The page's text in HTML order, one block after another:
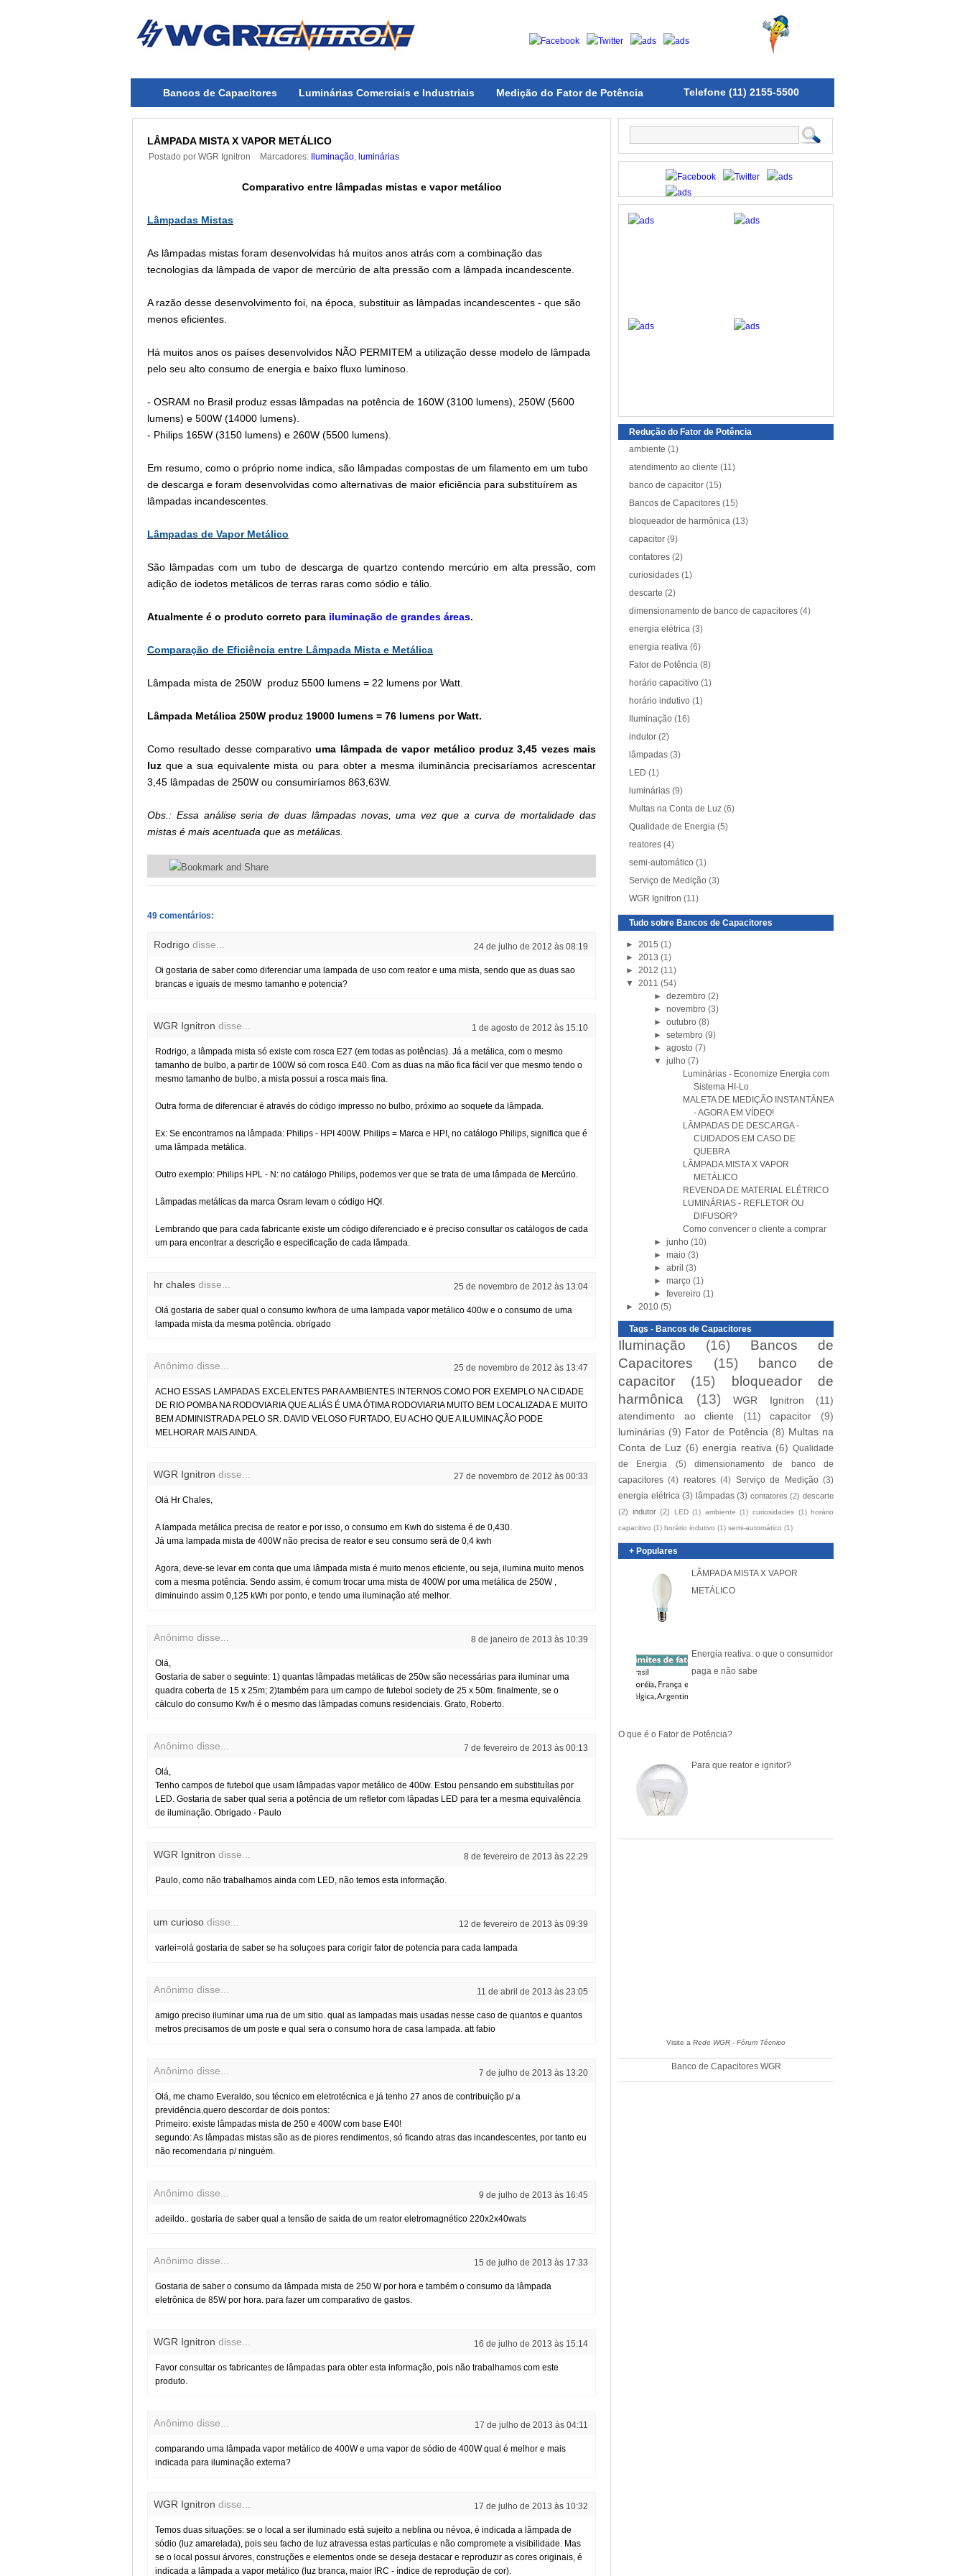
Bancos de Capacitores Luminárias Comerciais e Industriais Medição do Fator de Potência Telefone (11) 2155-5500
LÂMPADA MISTA X VAPOR METÁLICO
Postado por WGR Ignitron Marcadores: Iluminação, luminárias
Comparativo entre lâmpadas mistas e vapor metálico
Lâmpadas Mistas
As lâmpadas mistas foram desenvolvidas há muitos anos atrás com a combinação das
tecnologias da lâmpada de vapor de mercúrio de alta pressão com a lâmpada incandescente.
A razão desse desenvolvimento foi, na época, substituir as lâmpadas incandescentes - que são
menos eficientes.
Há muitos anos os países desenvolvidos NÃO PERMITEM a utilização desse modelo de lâmpada
pelo seu alto consumo de energia e baixo fluxo luminoso.
- OSRAM no Brasil produz essas lâmpadas na potência de 160W (3100 lumens), 250W (5600
lumens) e 500W (14000 lumens).
- Philips 165W (3150 lumens) e 260W (5500 lumens).
Em resumo, como o próprio nome indica, são lâmpadas compostas de um filamento em um tubo
de descarga e foram desenvolvidas como alternativas de maior eficiência para substituírem as
lâmpadas incandescentes.
Lâmpadas de Vapor Metálico
São lâmpadas com um tubo de descarga de quartzo contendo mercúrio em alta pressão, com
adição de iodetos metálicos de terras raras como sódio e tálio.
Atualmente é o produto correto para iluminação de grandes áreas.
Comparação de Eficiência entre Lâmpada Mista e Metálica
Lâmpada mista de 250W produz 5500 lumens = 22 lumens por Watt.
Lâmpada Metálica 250W produz 19000 lumens = 76 lumens por Watt.
Como resultado desse comparativouma lâmpada de vapor metálico produz3,45 vezes mais
luz que a sua equivalente mista ou para obter a mesma iluminância precisaríamos acrescentar
3,45 lâmpadas de 250W ou consumiríamos 863,63W.
Obs.: Essa análise seria de duas lâmpadas novas, uma vez que a curva de mortalidade das
mistas é mais acentuada que as metálicas.
49 comentários:
24 de julho de 2012 às 08:19
Rodrigo disse...
Oi gostaria de saber como diferenciar uma lampada de uso com reator e uma mista, sendo que as duas sao
brancas e iguais de mesmo tamanho e potencia?
1 de agosto de 2012 às 15:10
WGR Ignitron disse...
Rodrigo, a lâmpada mista só existe com rosca E27 (em todas as potências). Já a metálica, com o mesmo
tamanho de bulbo, a partir de 100W só com rosca E40. Com as duas na mão fica fácil ver que mesmo tendo o
mesmo tamanho de bulbo, a mista possui a rosca mais fina.
Outra forma de diferenciar é através do código impresso no bulbo, próximo ao soquete da lâmpada.
Ex: Se encontramos na lâmpada: Philips - HPI 400W. Philips = Marca e HPI, no catálogo Philips, significa que é
uma lâmpada metálica.
Outro exemplo: Philips HPL - N: no catálogo Philips, podemos ver que se trata de uma lâmpada de Mercúrio.
Lâmpadas metálicas da marca Osram levam o código HQI.
Lembrando que para cada fabricante existe um código diferenciado e é preciso consultar os catálogos de cada
um para encontrar a descrição e especificação de cada lâmpada.
25 de novembro de 2012 às 13:04
hr chales disse...
Olá gostaria de saber qual o consumo kw/hora de uma lampada vapor metálico 400w e o consumo de uma
lampada mista da mesma potência. obrigado
25 de novembro de 2012 às 13:47
Anônimo disse...
ACHO ESSAS LAMPADAS EXCELENTES PARA AMBIENTES INTERNOS COMO POR EXEMPLO NA CIDADE
DE RIO POMBA NA RODOVIARIA QUE ALIÁS É UMA ÓTIMA RODOVIARIA MUITO BEM LOCALIZADA E MUITO
BEM ADMINISTRADA PELO SR. DAVID VELOSO FURTADO, EU ACHO QUE A ILUMINAÇÃO PODE
MELHORAR MAIS AINDA.
27 de novembro de 2012 às 00:33
WGR Ignitron disse...
Olá Hr Chales,
A lampada metálica precisa de reator e por isso, o consumo em Kwh do sistema é de 0,430.
Já uma lampada mista de 400W não precisa de reator e seu consumo será de 0,4 kwh
Agora, deve-se levar em conta que uma lâmpada mista é muito menos eficiente, ou seja, ilumina muito menos
com a mesma potência. Sendo assim, é comum trocar uma mista de 400W por uma metálica de 250W ,
diminuindo assim 0,125 kWh por ponto, e tendo uma iluminação até melhor.
8 de janeiro de 2013 às 10:39
Anônimo disse...
Olá,
Gostaria de saber o seguinte: 1) quantas lâmpadas metálicas de 250w são necessárias para iluminar uma
quadra coberta de 15 x 25m; 2)também para um campo de futebol society de 25 x 50m. finalmente, se o
cálculo do consumo Kw/h é o mesmo das lâmpadas comuns residenciais. Grato, Roberto.
7 de fevereiro de 2013 às 00:13
Anônimo disse...
Olá,
Tenho campos de futebol que usam lâmpadas vapor metálico de 400w. Estou pensando em substituílas por
LED. Gostaria de saber qual seria a potência de um refletor com lâpadas LED para ter a mesma equivalência
de iluminação. Obrigado - Paulo
8 de fevereiro de 2013 às 22:29
WGR Ignitron disse...
Paulo, como não trabalhamos ainda com LED, não temos esta informação.
12 de fevereiro de 2013 às 09:39
um curioso disse...
varlei=olá gostaria de saber se ha soluçoes para corigir fator de potencia para cada lampada
11 de abril de 2013 às 23:05
Anônimo disse...
amigo preciso iluminar uma rua de um sitio. qual as lampadas mais usadas nesse caso de quantos e quantos
metros precisamos de um poste e qual sera o consumo hora de casa lampada. att fabio
7 de julho de 2013 às 13:20
Anônimo disse...
Olá, me chamo Everaldo, sou técnico em eletrotécnica e já tenho 27 anos de contribuição p/ a
previdência,quero descordar de dois pontos:
Primeiro: existe lâmpadas mista de 250 e 400W com base E40!
segundo: As lâmpadas mistas são as de piores rendimentos, só ficando atras das incandescentes, por tanto eu
não recomendaria p/ ninguém.
9 de julho de 2013 às 16:45
Anônimo disse...
adeildo.. gostaria de saber qual a tensão de saída de um reator eletromagnético 220x2x40wats
15 de julho de 2013 às 17:33
Anônimo disse...
Gostaria de saber o consumo da lâmpada mista de 250 W por hora e também o consumo da lâmpada
eletrônica de 85W por hora. para fazer um comparativo de gastos.
16 de julho de 2013 às 15:14
WGR Ignitron disse...
Favor consultar os fabricantes de lâmpadas para obter esta informação, pois não trabalhamos com este
produto.
17 de julho de 2013 às 04:11
Anônimo disse...
comparando uma lâmpada vapor metálico de 400W e uma vapor de sódio de 400W qual é melhor e mais
indicada para iluminação externa?
17 de julho de 2013 às 10:32
WGR Ignitron disse...
Temos duas situações: se o local a ser iluminado está sujeito a neblina ou névoa, é indicada a lâmpada de
sódio (luz amarelada), pois seu facho de luz atravessa estas partículas e não compromete a visibilidade. Mas
se o local possui árvores, construções e elementos onde se deseja destacar e reproduzir as cores originais, é
indicada a lâmpada a vapor metálico (luz branca, maior IRC - índice de reprodução de cor).
Redução do Fator de Potência
ambiente (1)
atendimento ao cliente (11)
banco de capacitor (15)
Bancos de Capacitores (15)
bloqueador de harmônica (13)
capacitor (9)
contatores (2)
curiosidades (1)
descarte (2)
dimensionamento de banco de capacitores (4)
energia elétrica (3)
energia reativa (6)
Fator de Potência (8)
horário capacitivo (1)
horário indutivo (1)
Iluminação (16)
indutor (2)
lâmpadas (3)
LED (1)
luminárias (9)
Multas na Conta de Luz (6)
Qualidade de Energia (5)
reatores (4)
semi-automático (1)
Serviço de Medição (3)
WGR Ignitron (11)
Tudo sobre Bancos de Capacitores
► 2015 (1)
► 2013 (1)
► 2012 (11)
▼ 2011 (54)
►dezembro (2)
►novembro (3)
►outubro (8)
►setembro (9)
►agosto (7)
▼ julho (7)
Luminárias - Economize Energia com
Sistema HI-Lo
MALETA DE MEDIÇÃO INSTANTÂNEA
- AGORA EM VÍDEO!
LÂMPADAS DE DESCARGA -
CUIDADOS EM CASO DE
QUEBRA
LÂMPADA MISTA X VAPOR
METÁLICO
REVENDA DE MATERIAL ELÉTRICO
LUMINÁRIAS - REFLETOR OU
DIFUSOR?
Como convencer o cliente a comprar
►junho (10)
►maio (3)
►abril (3)
►março (1)
►fevereiro (1)
► 2010 (5)
Tags - Bancos de Capacitores
Iluminação (16)
Bancos de
Capacitores
(15)
banco de
capacitor
(15)
bloqueador de
harmônica
(13) WGR Ignitron
(11)
atendimento ao cliente
(11) capacitor
(9)
luminárias (9) Fator de Potência (8) Multas na
Conta de Luz (6) energia reativa (6) Qualidade
de Energia
(5)
dimensionamento de banco de
capacitores (4) reatores (4) Serviço de Medição (3)
energia elétrica (3) lâmpadas (3) contatores (2) descarte
(2) indutor (2) LED (1) ambiente (1) curiosidades (1) horário
capacitivo (1) horário indutivo (1) semi-automático (1)
+ Populares
LÂMPADA MISTA X VAPOR
METÁLICO
Energia reativa: o que o consumidor
paga e não sabe
O que é o Fator de Potência?
Para que reator e ignitor?
Visite a Rede WGR - Fórum Técnico
Banco de Capacitores WGR